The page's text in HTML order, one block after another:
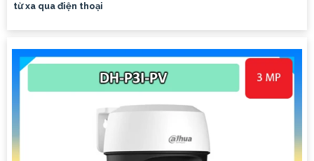
từ xa qua điện thoại